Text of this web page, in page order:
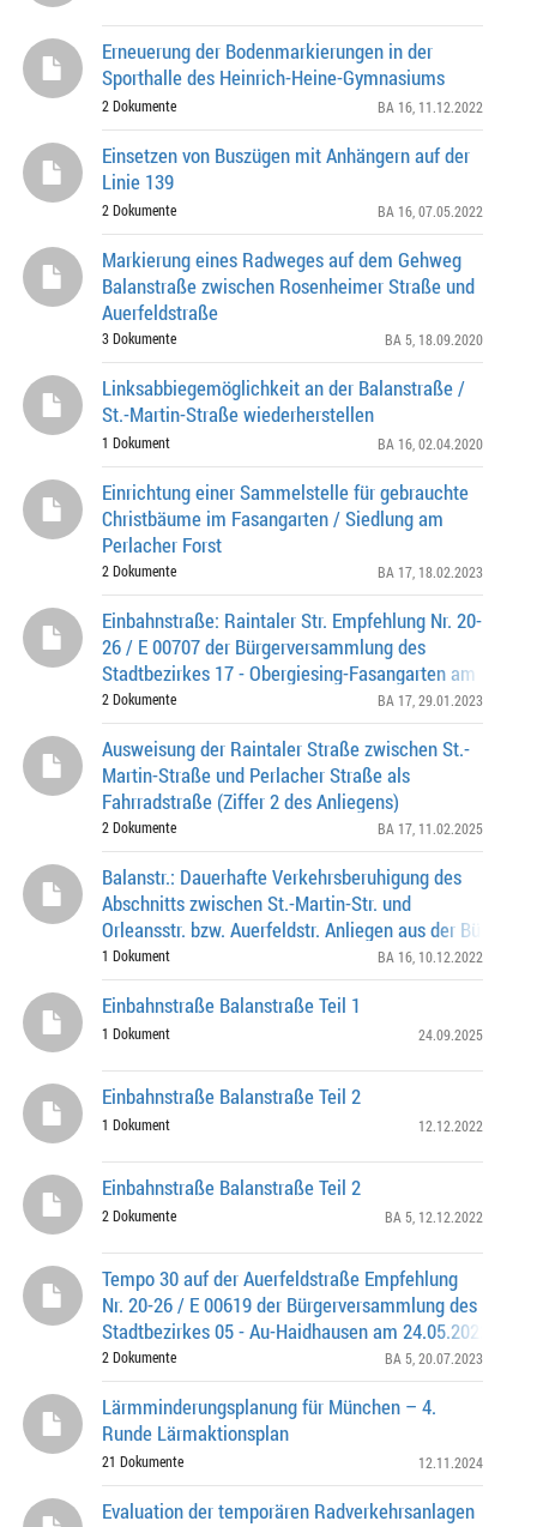
Erneuerung der Bodenmarkierungen in der
Sporthalle des Heinrich-Heine-Gymnasiums
2 Dokumente BA 16 , 11.12.2022
Einsetzen von Buszügen mit Anhängern auf der
Linie 139
2 Dokumente BA 16 , 07.05.2022
Markierung eines Radweges auf dem Gehweg
Balanstraße zwischen Rosenheimer Straße und
Auerfeldstraße
3 Dokumente BA 5 , 18.09.2020
Linksabbiegemöglichkeit an der Balanstraße /
St.-Martin-Straße wiederherstellen
1 Dokument BA 16 , 02.04.2020
Einrichtung einer Sammelstelle für gebrauchte
Christbäume im Fasangarten / Siedlung am
Perlacher Forst
2 Dokumente BA 17 , 18.02.2023
Einbahnstraße: Raintaler Str. Empfehlung Nr. 20-
26 / E 00707 der Bürgerversammlung des
Stadtbezirkes 17 - Obergiesing-Fasangarten am
2 Dokumente BA 17 , 29.01.2023
Ausweisung der Raintaler Straße zwischen St.-
Martin-Straße und Perlacher Straße als
Fahrradstraße (Ziffer 2 des Anliegens)
2 Dokumente BA 17 , 11.02.2025
Balanstr.: Dauerhafte Verkehrsberuhigung des
Abschnitts zwischen St.-Martin-Str. und
Orleansstr. bzw. Auerfeldstr. Anliegen aus der
26.10.2021
1 Dokument BA 16 , 10.12.2022
Einbahnstraße Balanstraße Teil 1
1 Dokument 24.09.2025
Einbahnstraße Balanstraße Teil 2
1 Dokument 12.12.2022
Einbahnstraße Balanstraße Teil 2
2 Dokumente BA 5 , 12.12.2022
Tempo 30 auf der Auerfeldstraße Empfehlung
Nr. 20-26 / E 00619 der Bürgerversammlung des
Stadtbezirkes 05 - Au-Haidhausen am 24.05.2022
2 Dokumente BA 5 , 20.07.2023
Lärmminderungsplanung für München – 4.
Runde Lärmaktionsplan
21 Dokumente 12.11.2024
Evaluation der temporären Radverkehrsanlagen